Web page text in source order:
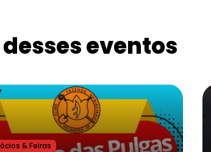
eventos
& Feiras